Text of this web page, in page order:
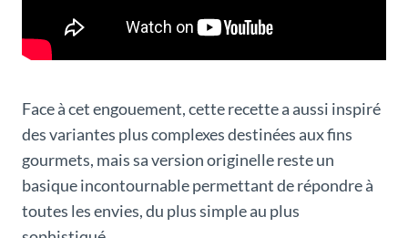
Face à cet engouement, cette recette a aussi inspiré
des variantes plus complexes destinées aux fins
gourmets, mais sa version originelle reste un
basique incontournable permettant de répondre à
toutes les envies, du plus simple au plus